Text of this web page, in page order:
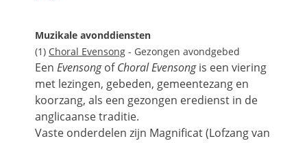
Muzikale avonddiensten
(1) Choral Evensong - Gezongen avondgebed
Een EvensongofChoral Evensongis een viering
met lezingen, gebeden, gemeentezang en
koorzang, als een gezongen eredienst in de
anglicaanse traditie.
Vaste onderdelen zijn Magnificat (Lofzang van